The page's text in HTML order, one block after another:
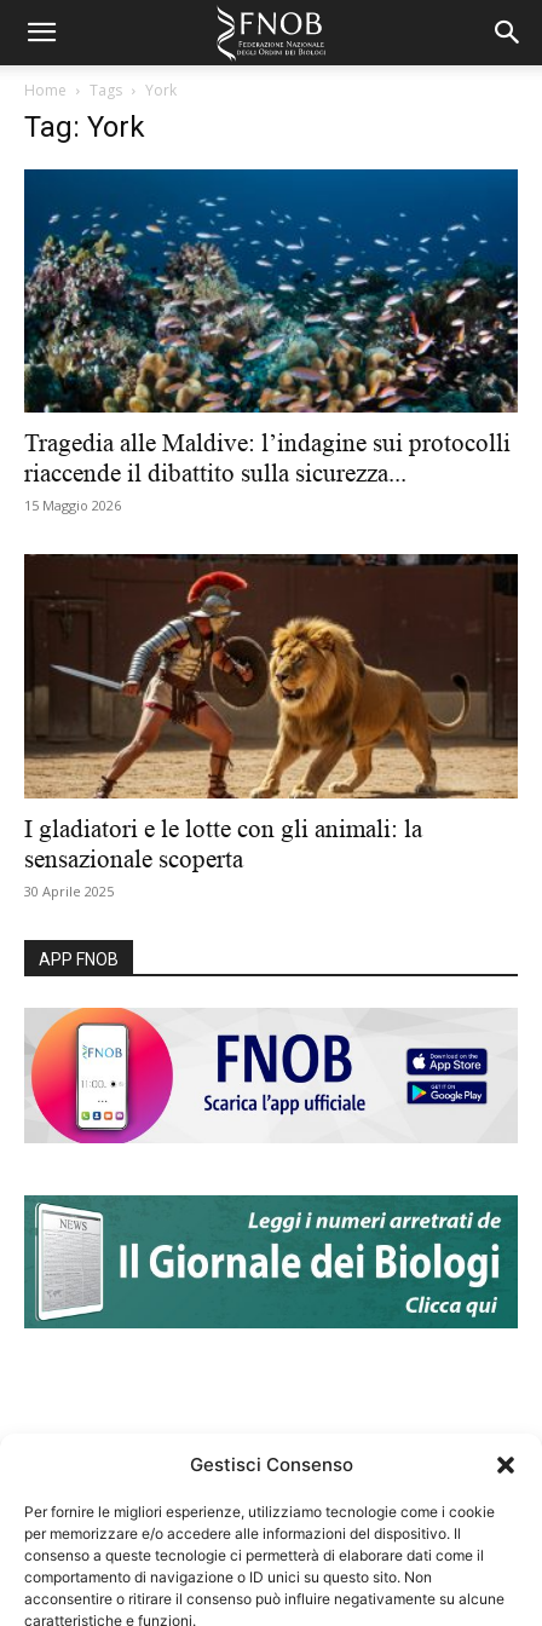
Gestisci Consenso
Per fornire le migliori esperienze, utilizziamo tecnologie come i cookie
per memorizzare e/o accedere alle informazioni del dispositivo. Il
consenso a queste tecnologie ci permetterà di elaborare dati come il
comportamento di navigazione o ID unici su questo sito. Non
acconsentire o ritirare il consenso può influire negativamente su alcune
caratteristiche e funzioni.
Home Tags York
Tag: York
Tragedia alle Maldive: l’indagine sui protocolli
riaccende il dibattito sulla sicurezza...
15 Maggio 2026
I gladiatori e le lotte con gli animali: la
sensazionale scoperta
30 Aprile 2025
APP FNOB
Federazione Nazionale Degli Ordini dei Biologi:
codice fiscale 80069130583
Responsabile sito internet www.fnob.it: Vincenzo